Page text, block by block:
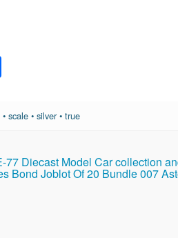
ar
•scale •silver•true
77 Diecast Model Car collection
Bond Joblot Of 20 Bundle 007